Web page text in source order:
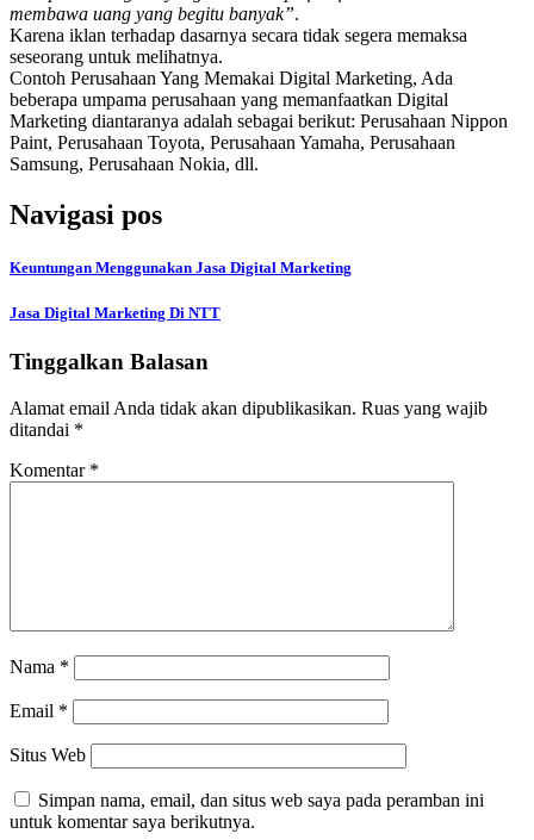
membawa uang yang begitu banyak”.
Karena iklan terhadap dasarnya secara tidak segera memaksa
seseorang untuk melihatnya.
Contoh Perusahaan Yang Memakai Digital Marketing, Ada
beberapa umpama perusahaan yang memanfaatkan Digital
Marketing diantaranya adalah sebagai berikut: Perusahaan Nippon
Paint, Perusahaan Toyota, Perusahaan Yamaha, Perusahaan
Samsung, Perusahaan Nokia, dll.
Navigasi pos
Keuntungan Menggunakan Jasa Digital Marketing
Jasa Digital Marketing Di NTT
Tinggalkan Balasan
Alamat email Anda tidak akan dipublikasikan. Ruas yang wajib
ditandai *
Komentar *
Nama *
Email *
Situs Web
Simpan nama, email, dan situs web saya pada peramban ini
untuk komentar saya berikutnya.